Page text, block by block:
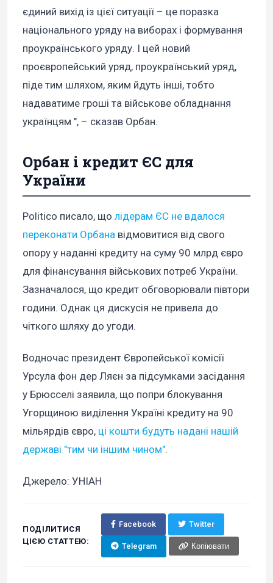
єдиний вихід із цієї ситуації – це поразка
національного уряду на виборах і формування
проукраїнського уряду. І цей новий
проєвропейський уряд, проукраїнський уряд,
піде тим шляхом, яким йдуть інші, тобто
надаватиме гроші та військове обладнання
українцям ", – сказав Орбан.
Орбан і кредит ЄС для
України
Politico писало, що лідерам ЄС не вдалося
переконати Орбана відмовитися від свого
опору у наданні кредиту на суму 90 млрд євро
для фінансування військових потреб України.
Зазначалося, що кредит обговорювали півтори
години. Однак ця дискусія не привела до
чіткого шляху до угоди.
Водночас президент Європейської комісії
Урсула фон дер Ляєн за підсумками засідання
у Брюсселі заявила, що попри блокування
Угорщиною виділення Україні кредиту на 90
мільярдів євро, ці кошти будуть надані нашій
державі "тим чи іншим чином".
Джерело: УНІАН
ПОДІЛИТИСЯ
ЦІЄЮ СТАТТЕЮ:
Facebook Twitter
Telegram Копіювати